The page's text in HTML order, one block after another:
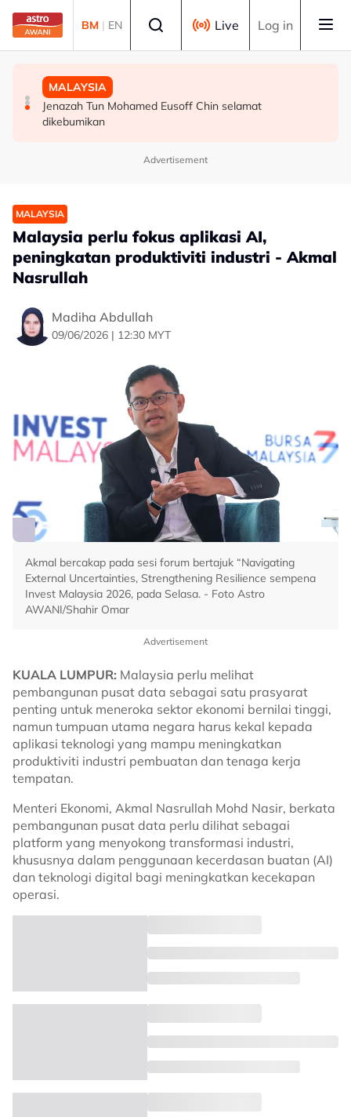
Skip to main content
BM | EN Live Log in
POLITIK
Abdul Hadi dakwa Bersatu terkeluar PN, Azmin
tegaskan masih anggota sah
DUNIA
Victoria arah penternak kurung unggas susulan
peningkatan kes selesema burung H5N1
MALAYSIA
Jenazah Tun Mohamed Eusoff Chin selamat
dikebumikan
Advertisement
MALAYSIA
Malaysia perlu fokus aplikasi AI,
peningkatan produktiviti industri - Akmal
Nasrullah
Madiha Abdullah
09/06/2026 | 12:30 MYT
Akmal bercakap pada sesi forum bertajuk “Navigating
External Uncertainties, Strengthening Resilience sempena
Invest Malaysia 2026, pada Selasa. - Foto Astro
AWANI/Shahir Omar
Advertisement
KUALA LUMPUR: Malaysia perlu melihat
pembangunan pusat data sebagai satu prasyarat
penting untuk meneroka sektor ekonomi bernilai tinggi,
namun tumpuan utama negara harus kekal kepada
aplikasi teknologi yang mampu meningkatkan
produktiviti industri pembuatan dan tenaga kerja
tempatan.
Menteri Ekonomi, Akmal Nasrullah Mohd Nasir, berkata
pembangunan pusat data perlu dilihat sebagai
platform yang menyokong transformasi industri,
khususnya dalam penggunaan kecerdasan buatan (AI)
dan teknologi digital bagi meningkatkan kecekapan
operasi.